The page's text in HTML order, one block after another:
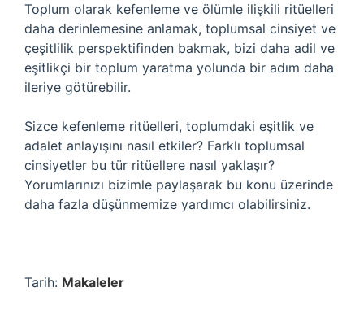
Toplum olarak kefenleme ve ölümle ilişkili ritüelleri
daha derinlemesine anlamak, toplumsal cinsiyet ve
çeşitlilik perspektifinden bakmak, bizi daha adil ve
eşitlikçi bir toplum yaratma yolunda bir adım daha
ileriye götürebilir.
Sizce kefenleme ritüelleri, toplumdaki eşitlik ve
adalet anlayışını nasıl etkiler? Farklı toplumsal
cinsiyetler bu tür ritüellere nasıl yaklaşır?
Yorumlarınızı bizimle paylaşarak bu konu üzerinde
daha fazla düşünmemize yardımcı olabilirsiniz.
Tarih: Makaleler